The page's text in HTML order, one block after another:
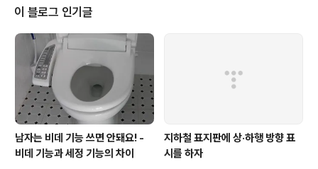
퓨터 앞에서 자판을 두드렸지만, 한 페이지를 못 채우고 한
숨을 쉬곤 했습니다. 그렇게 2010년에 두 권의 책을 냈습
니다. '트위터 무작정 따라하기 (2010. 길벗. 정광현 저)'는
당시 트위터 열풍에 힘입어 한 달이 멀다하고 쇄를 거듭했
고, 1년이 지난 2011년에는 모든 내용을 개정한 6쇄를 냈
습니다...
이 블로그 인기글
남자는 비데 기능 쓰면 안돼요! -
비데 기능과 세정 기능의 차이
지하철 표지판에 상·하행 방향 표
시를 하자